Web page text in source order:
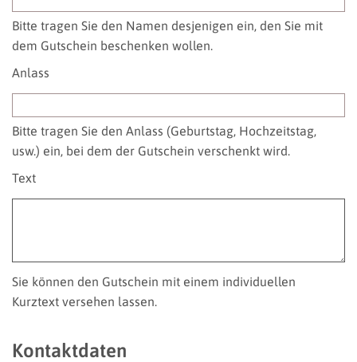
Bitte tragen Sie den Namen desjenigen ein, den Sie mit
dem Gutschein beschenken wollen.
Anlass
Bitte tragen Sie den Anlass (Geburtstag, Hochzeitstag,
usw.) ein, bei dem der Gutschein verschenkt wird.
Text
Sie können den Gutschein mit einem individuellen
Kurztext versehen lassen.
Kontaktdaten